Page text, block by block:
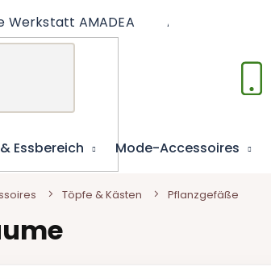
Werkstatt AMADEA Artikel
Essbereich Mode-Accessoires
Töpfe & Kästen Pflanzgefäße